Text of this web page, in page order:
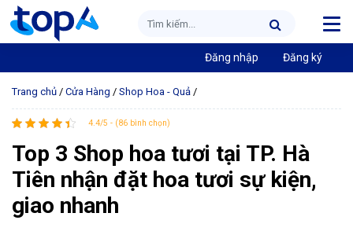
Đăng nhập Đăng ký
Trang chủ / Cửa Hàng / Shop Hoa - Quả /
4.4/5 - (86 bình chọn)
Top 3 Shop hoa tươi tại TP. Hà
Tiên nhận đặt hoa tươi sự kiện,
giao nhanh